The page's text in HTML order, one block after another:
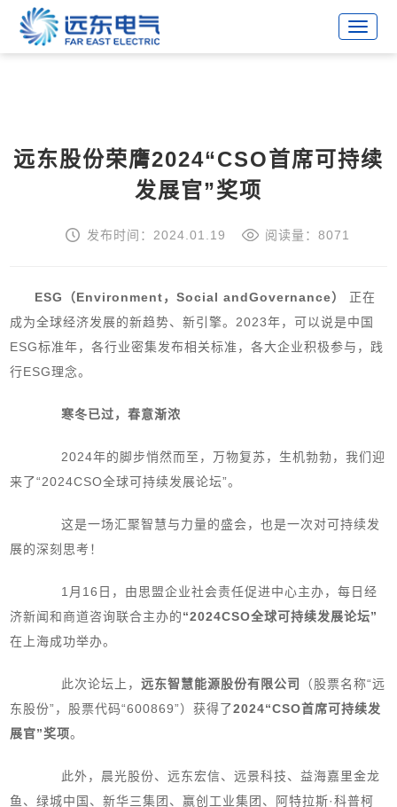
战略合作伙伴
远东股份荣膺2024“CSO首席可持续
发展官”奖项
发布时间：2024.01.19 阅读量：8071
ESG（Environment，Social andGovernance） 正在
成为全球经济发展的新趋势、新引擎。2023年，可以说是中国
ESG标准年，各行业密集发布相关标准，各大企业积极参与，践
行ESG理念。
寒冬已过，春意渐浓
2024年的脚步悄然而至，万物复苏，生机勃勃，我们迎
来了“2024CSO全球可持续发展论坛”。
这是一场汇聚智慧与力量的盛会，也是一次对可持续发
展的深刻思考！
1月16日，由思盟企业社会责任促进中心主办，每日经
济新闻和商道咨询联合主办的“2024CSO全球可持续发展论坛”
在上海成功举办。
此次论坛上，远东智慧能源股份有限公司
（股票名称“远
东股份”，股票代码“600869”）获得了2024“CSO首席可持续发
展官”奖项。
此外，晨光股份、远东宏信、远景科技、益海嘉里金龙
鱼、绿城中国、新华三集团、赢创工业集团、阿特拉斯·科普柯